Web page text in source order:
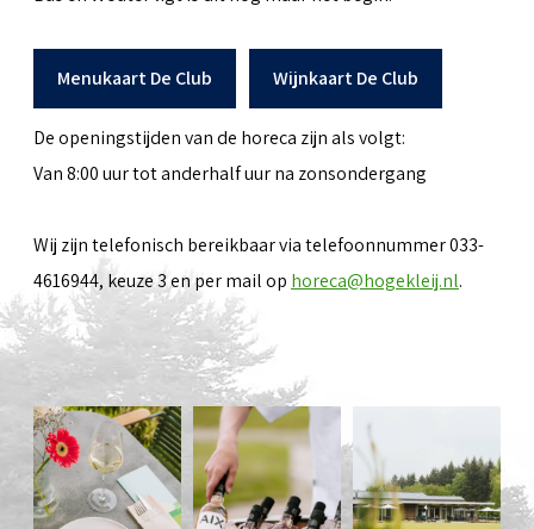
Menukaart De Club Wijnkaart De Club
De openingstijden van de horeca zijn als volgt:
Van 8:00 uur tot anderhalf uur na zonsondergang
Wij zijn telefonisch bereikbaar via telefoonnummer 033-
4616944, keuze 3 en per mail op horeca@hogekleij.nl.